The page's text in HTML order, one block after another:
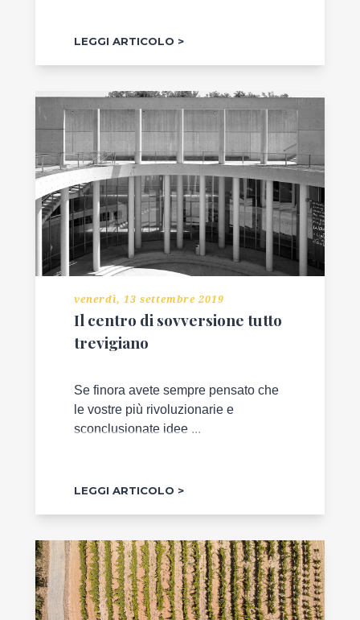
LEGGI ARTICOLO
venerdì, 13 settembre 2019
Il centro di sovversione tutto
trevigiano
Se finora avete sempre pensato che
le vostre più rivoluzionarie e
sconclusionate idee ...
LEGGI ARTICOLO